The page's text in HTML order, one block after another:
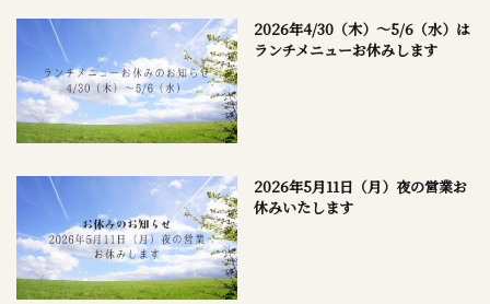
2026年4/30（木）～5/6（水）は
ランチメニューお休みします
2026年5月11日（月）夜の営業お
休みいたします